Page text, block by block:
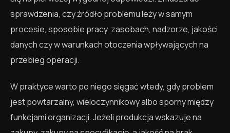
sprawdzenia, czy źródło problemu leży w samym
procesie, sposobie pracy, zasobach, nadzorze, jakości
danych czy w warunkach otoczenia wpływających na
przebieg operacji.
W praktyce warto po niego sięgać wtedy, gdy problem
jest powtarzalny, wieloczynnikowy albo sporny między
funkcjami organizacji. Jeżeli produkcja wskazuje na